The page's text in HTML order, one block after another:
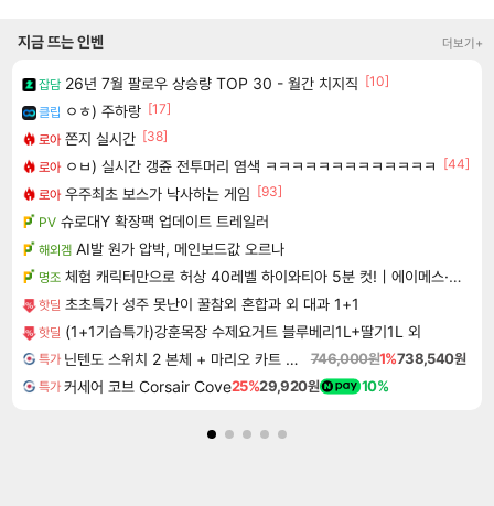
지금 뜨는 인벤 더보기+
잡담 26년 7월 팔로우 상승량 TOP 30 - 월간 치지직 [10]
클립 ㅇㅎ) 주하랑 [17]
로아 쫀지 실시간 [38]
로아 ㅇㅂ) 실시간 갱쥰 전투머리 염색 ㅋㅋㅋㅋㅋㅋㅋㅋㅋㅋㅋㅋㅋ
[44]
로아 우주최초 보스가 낙사하는 게임 [93]
PV 슈로대Y 확장팩 업데이트 트레일러
해외겜 AI발 원가 압박, 메인보드값 오르나
명조 체험 캐릭터만으로 허상 40레벨 하이와티아 5분 컷!｜에이메스·린네·모니에 명함
핫딜 초초특가 성주 못난이 꿀참외 혼합과 외 대과 1+1
핫딜 (1+1기습특가)강훈목장 수제요거트 블루베리1L+딸기1L 외
특가 닌텐도 스위치 2 본체 + 마리오 카트 월드 746,000원1%738,540원
특가 커세어 코브 Corsair Cove25%29,920원 10%